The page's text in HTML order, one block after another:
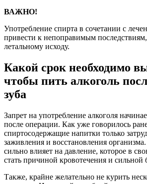
ВАЖНО!
Употребление спирта в сочетании с
привести к непоправимым
летальному исходу.
Какой срок необходимо
чтобы пить алкоголь
зуба
Запрет на употребление алкоголя
после операции. Как уже говорилось
спиртосодержащие напитки только
заживления и восстановления
сильно влияет на давление, которое в
стать причиной кровотечения и сильной
Также, крайне желательно не курить